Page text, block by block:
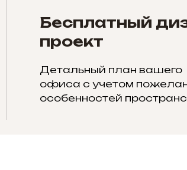
Бесплатный
проект
Детальный план вашего
офиса с учетом
особенностей